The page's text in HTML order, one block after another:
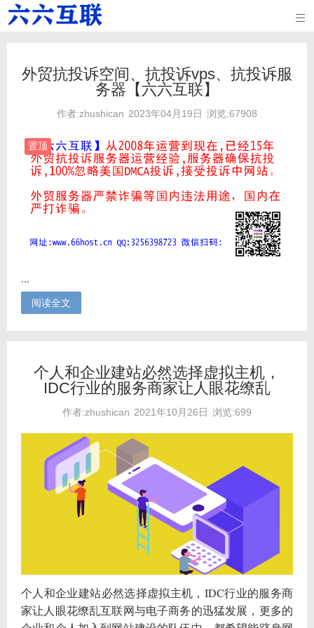

外贸抗投诉空间、抗投诉vps、抗投诉服
务器【六六互联】
作者:zhushican 2023年04月19日 浏览:67908
置顶
...
阅读全文
个人和企业建站必然选择虚拟主机，
IDC行业的服务商家让人眼花缭乱
作者:zhushican 2021年10月26日 浏览:699
个人和企业建站必然选择虚拟主机，IDC行业的服务商
家让人眼花缭乱互联网与电子商务的迅猛发展，更多的